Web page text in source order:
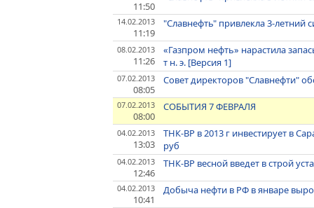
11:50
14.02.2013
11:19
"Славнефть" привлекла 3-летний
08.02.2013
11:26
«Газпром нефть» нарастила
т н. э. [Версия 1]
07.02.2013
08:05
Совет директоров "Славнефти"
07.02.2013
08:00
СОБЫТИЯ 7 ФЕВРАЛЯ
04.02.2013
13:03
ТНК-ВР в 2013 г инвестирует в
руб
04.02.2013
12:46
ТНК-ВР весной введет в строй
04.02.2013
10:41
Добыча нефти в РФ в январе